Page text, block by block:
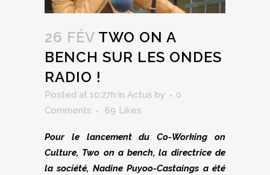
26 FÉV TWO ON A
BENCH SUR LES ONDES
RADIO !
Posted at 10:27h in Actus by
0
Comments
69 Likes
Pour le lancement du Co-Working on
Culture, Two on a bench, la directrice de
la société, Nadine Puyoo-Castaings a été